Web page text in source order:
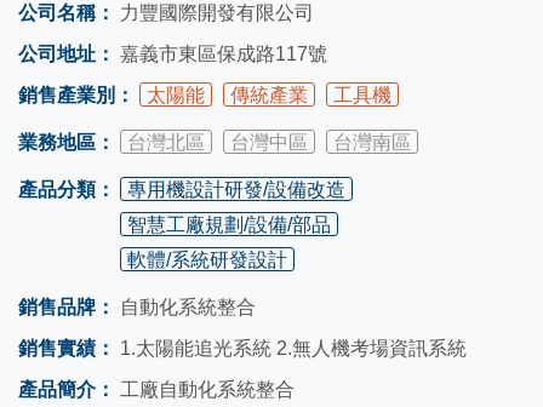
公司名稱：
力豐國際開發有限公司
公司地址： 嘉義市東區保成路117號
銷售產業別：
太陽能 傳統產業 工具機
業務地區： 台灣北區 台灣中區 台灣南區
產品分類：
專用機設計研發/設備改造
智慧工廠規劃/設備/部品
軟體/系統研發設計
銷售品牌：
自動化系統整合
銷售實績：
1.太陽能追光系統 2.無人機考場資訊系統
產品簡介：
工廠自動化系統整合